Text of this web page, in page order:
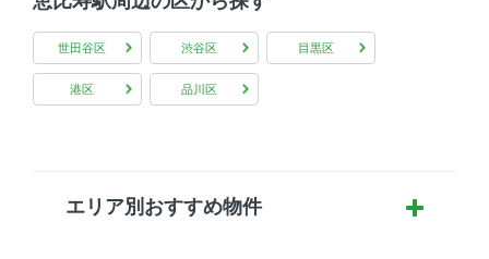
世田谷区 渋谷区 目黒区
港区 品川区
エリア別おすすめ物件